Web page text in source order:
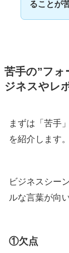
ることが
苦手の”フォ
ジネスやレ
まずは「苦手
を紹介します。
ビジネスシー
ルな言葉が向
①欠点